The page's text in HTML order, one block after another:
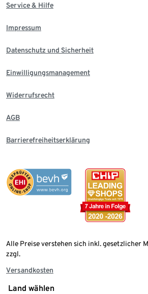
Service & Hilfe
Impressum
Datenschutz und Sicherheit
Einwilligungsmanagement
Widerrufsrecht
AGB
Barrierefreiheitserklärung
Alle Preise verstehen sich inkl. gesetzlicher
zzgl.
Versandkosten
Land wählen